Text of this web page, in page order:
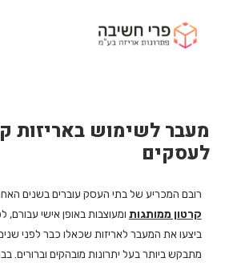
מעבר לשימוש באריזות
לעסקים
רובם המכריע של בתי העסק עוברים בשנים
קרטון ממותגות ומעוצבות באופן אישי
ביצעו את המעבר לאריזות שכאלו כבר לפני
מתבקש ביותר בעל יתרונות מובהקים וברורים.